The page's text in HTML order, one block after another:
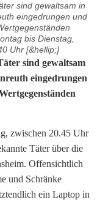
sind gewaltsam in
eingedrungen und
bis Dienstag,
Uhr [&hellip;]
sind gewaltsam
eingedrungen
zwischen 20.45 Uhr
Täter über die
Offensichtlich
und Schränke
ein Laptop in